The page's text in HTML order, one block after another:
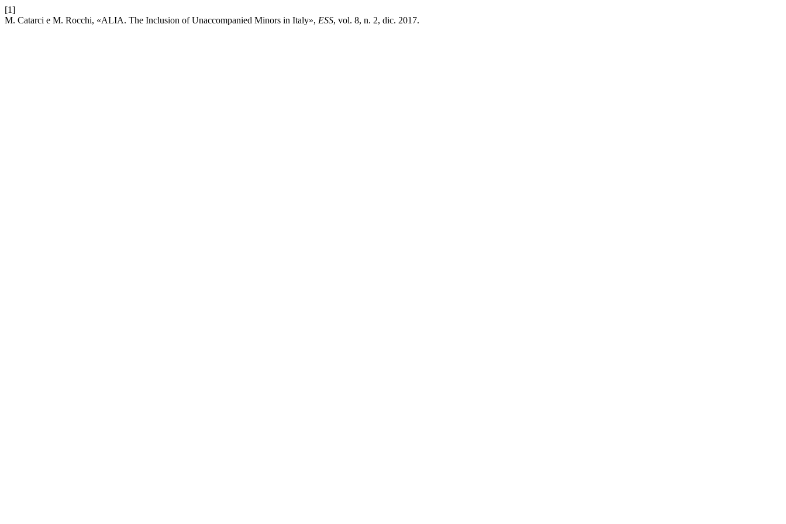
[1]
M. Catarci e M. Rocchi, «ALIA. The Inclusion of Unaccompanied Minors in Italy», ESS, vol. 8, n. 2, dic. 2017.